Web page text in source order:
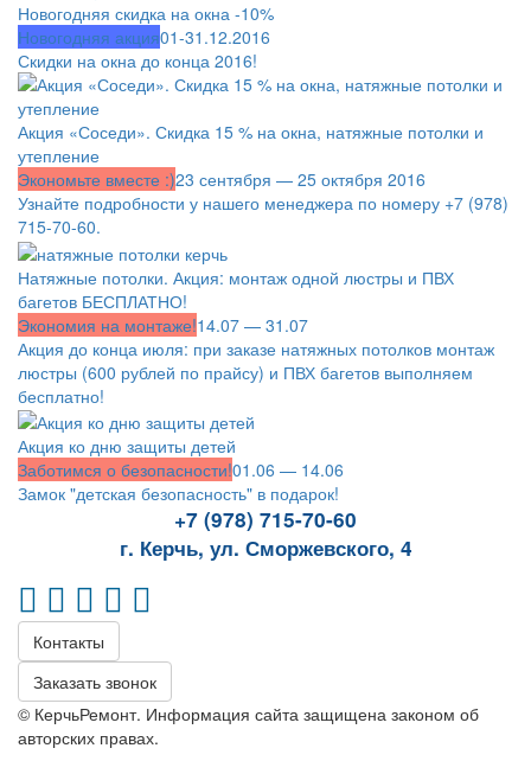
Новогодняя скидка на окна -10%
Новогодняя акция01-31.12.2016
Скидки на окна до конца 2016!
Акция «Соседи». Скидка 15 % на окна, натяжные потолки и
утепление
Экономьте вместе :)23 сентября — 25 октября 2016
Узнайте подробности у нашего менеджера по номеру +7 (978)
715-70-60.
Натяжные потолки. Акция: монтаж одной люстры и ПВХ
багетов БЕСПЛАТНО!
Экономия на монтаже!14.07 — 31.07
Акция до конца июля: при заказе натяжных потолков монтаж
люстры (600 рублей по прайсу) и ПВХ багетов выполняем
бесплатно!
Акция ко дню защиты детей
Заботимся о безопасности!01.06 — 14.06
Замок "детская безопасность" в подарок!
+7 (978) 715-70-60
г. Керчь, ул. Сморжевского, 4
Контакты
Заказать звонок
© КерчьРемонт. Информация сайта защищена законом об
авторских правах.